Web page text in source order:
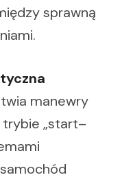
sprawną
manewry
„start–